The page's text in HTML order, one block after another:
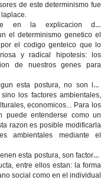
de este determinismo fue
laplace.
en la explicacion del
el determinismo genetico el
el codigo genteico que lo
y radical hipotesis: los
de nuestros genes para
esta postura, no son los
los factores ambientales,
economicos... Para los
puede entenderse como un
razon es posible modificarla
ambientales mediante el
esta postura, son factores
entre ellos estan: la forma
social como en el individual